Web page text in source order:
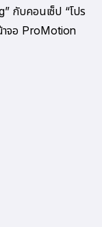
กับคอนเซ็ป “โปร
าจอ ProMotion